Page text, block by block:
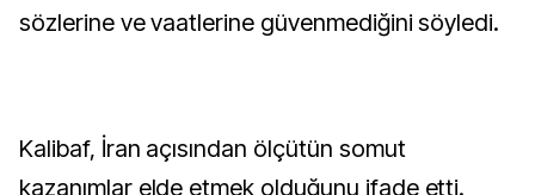
sözlerine ve vaatlerine güvenmediğini söyledi.
Kalibaf, İran açısından ölçütün somut
kazanımlar elde etmek olduğunu ifade etti.